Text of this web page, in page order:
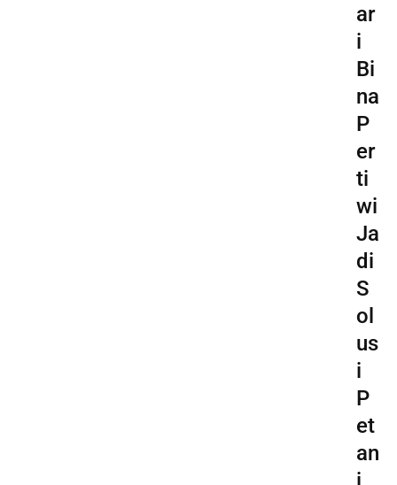
ar
i
Bi
na
P
er
ti
wi
Ja
di
S
ol
us
i
P
et
an